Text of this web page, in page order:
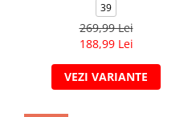
39
269,99 Lei
188,99 Lei
VEZI VARIANTE